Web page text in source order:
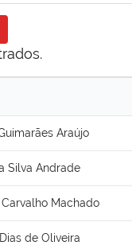
Araújo
Silva Andrade
Machado
de Oliveira